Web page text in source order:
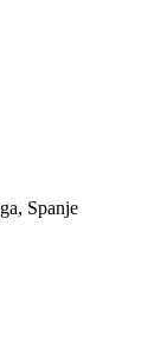
Spanje